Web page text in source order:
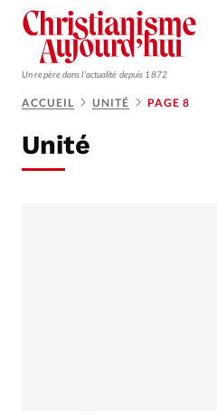
Un repère dans l'actualité depuis 1872
Monde
ACCUEIL UNITÉ PAGE 8
Unité